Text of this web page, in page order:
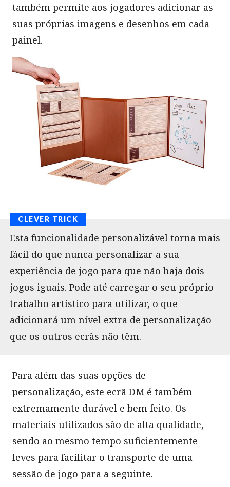
também permite aos jogadores adicionar as
suas próprias imagens e desenhos em cada
painel.
Esta funcionalidade personalizável torna mais
fácil do que nunca personalizar a sua
experiência de jogo para que não haja dois
jogos iguais. Pode até carregar o seu próprio
trabalho artístico para utilizar, o que
adicionará um nível extra de personalização
que os outros ecrãs não têm.
Para além das suas opções de
personalização, este ecrã DM é também
extremamente durável e bem feito. Os
materiais utilizados são de alta qualidade,
sendo ao mesmo tempo suficientemente
leves para facilitar o transporte de uma
sessão de jogo para a seguinte.